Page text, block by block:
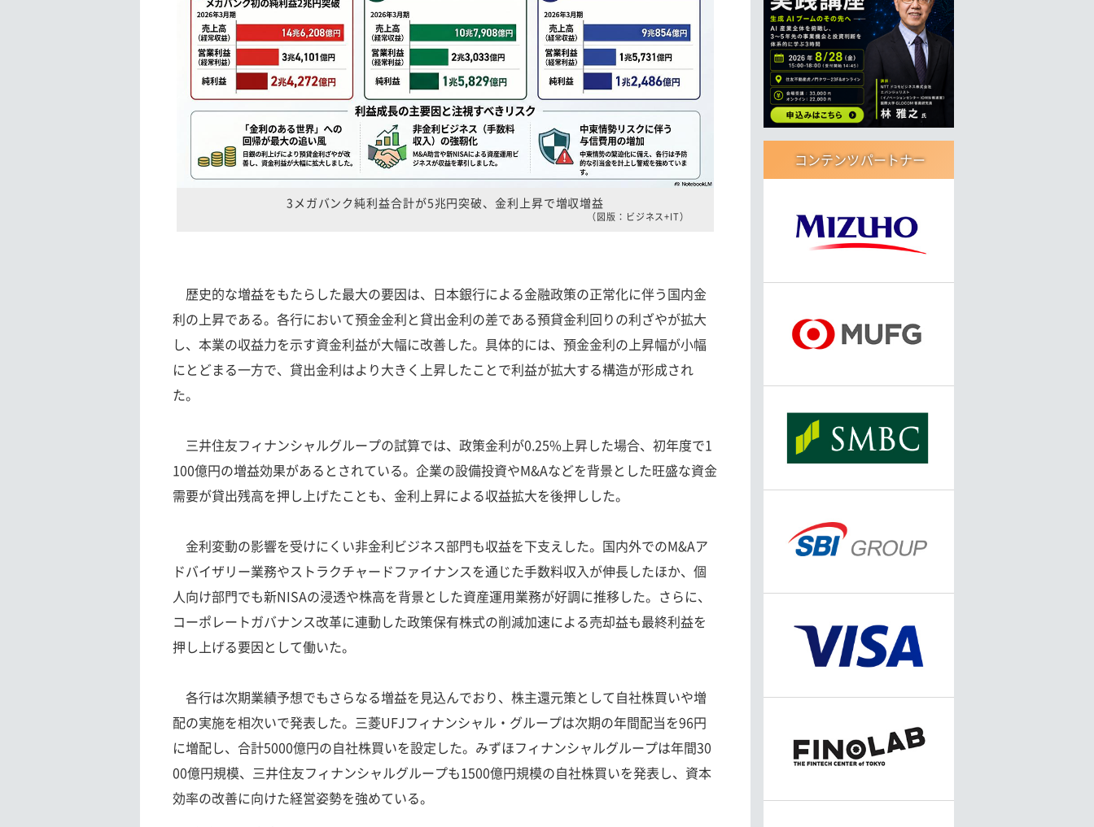
3メガバンク純利益合計が5兆円突破、金利上昇で増収増益
（図版：ビジネス+IT）
歴史的な増益をもたらした最大の要因は、日本銀行による金融政策の正常化に伴う国内金
利の上昇である。各行において預金金利と貸出金利の差である預貸金利回りの利ざやが拡大
し、本業の収益力を示す資金利益が大幅に改善した。具体的には、預金金利の上昇幅が小幅
にとどまる一方で、貸出金利はより大きく上昇したことで利益が拡大する構造が形成され
た。
三井住友フィナンシャルグループの試算では、政策金利が0.25%上昇した場合、初年度で1
100億円の増益効果があるとされている。企業の設備投資やM&Aなどを背景とした旺盛な資金
需要が貸出残高を押し上げたことも、金利上昇による収益拡大を後押しした。
金利変動の影響を受けにくい非金利ビジネス部門も収益を下支えした。国内外でのM&Aア
ドバイザリー業務やストラクチャードファイナンスを通じた手数料収入が伸長したほか、個
人向け部門でも新NISAの浸透や株高を背景とした資産運用業務が好調に推移した。さらに、
コーポレートガバナンス改革に連動した政策保有株式の削減加速による売却益も最終利益を
押し上げる要因として働いた。
各行は次期業績予想でもさらなる増益を見込んでおり、株主還元策として自社株買いや増
配の実施を相次いで発表した。三菱UFJフィナンシャル・グループは次期の年間配当を96円
に増配し、合計5000億円の自社株買いを設定した。みずほフィナンシャルグループは年間30
00億円規模、三井住友フィナンシャルグループも1500億円規模の自社株買いを発表し、資本
効率の改善に向けた経営姿勢を強めている。
コンテンツパートナー